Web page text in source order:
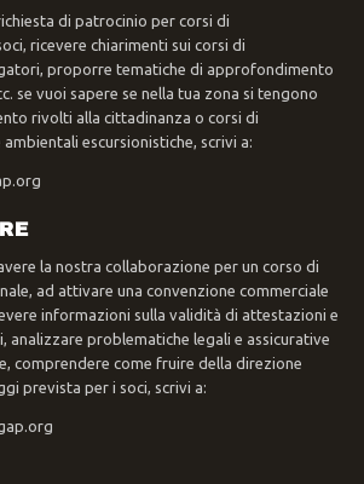
di patrocinio per corsi di
ricevere chiarimenti sui corsi di
proporre tematiche di approfondimento
se vuoi sapere se nella tua zona si tengono
rivolti alla cittadinanza o corsi di
escursionistiche, scrivi a:
la nostra collaborazione per un corso di
ad attivare una convenzione commerciale
informazioni sulla validità di attestazioni e
analizzare problematiche legali e assicurative
comprendere come fruire della direzione
prevista per i soci, scrivi a: